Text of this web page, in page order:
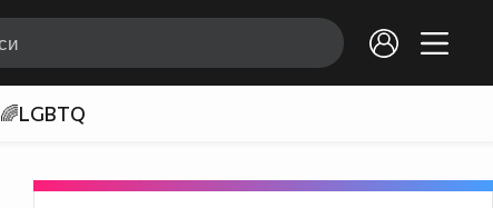
🌈LGBTQ